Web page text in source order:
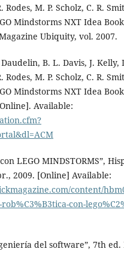
Rodes, M. P. Scholz, C. R.
Mindstorms NXT Idea
Ubiquity, vol. 2007.
B. L. Davis, J. Kelly,
Rodes, M. P. Scholz, C. R.
Mindstorms NXT Idea
Available:
LEGO MINDSTORMS”,
2009. [Online] Available:
content/
con-
del software”, 7th ed.